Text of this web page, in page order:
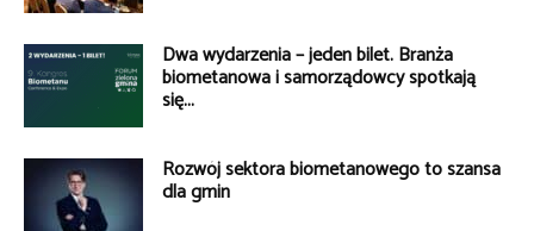
Dwa wydarzenia – jeden bilet. Branża
biometanowa i samorządowcy spotkają
się...
Rozwój sektora biometanowego to szansa
dla gmin